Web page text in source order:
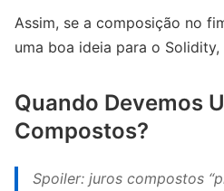
Assim, se a composição no
uma boa ideia para o Solidity,
Quando Devemos
Compostos?
Spoiler: juros compostos